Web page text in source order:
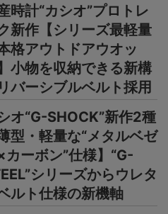
時計“カシオ”プロトレ
新作【シリーズ最軽量
格アウトドアウオッ
小物を収納できる新構
バーシブルベルト採用
オ“G-SHOCK”新作2種
薄型・軽量な“メタルベゼ
カーボン”仕様】“G-
シリーズからウレタ
ルト仕様の新機軸